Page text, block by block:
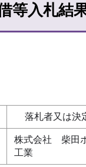
等入札結
落札者又は決
株式会社 柴田
工業